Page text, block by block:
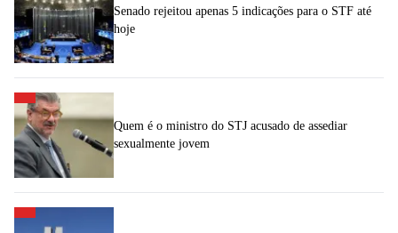
Senado rejeitou apenas 5 indicações para o STF até
hoje
Quem é o ministro do STJ acusado de assediar
sexualmente jovem